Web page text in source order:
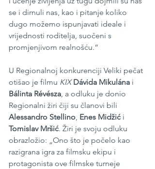
se i dirnuli nas, kao i pitanje koliko
dugo možemo ispunjavati ideale i
vrijednosti roditelja, suočeni s
promjenjivom realnošću.“
U Regionalnoj konkurenciji Veliki pečat
otišao je filmu KIX Dávida Mikulána i
Bálinta Révésza, a odluku je donio
Regionalni žiri čiji su članovi bili
Alessandro Stellino, Enes Midžić i
Tomislav Mršić. Žiri je svoju odluku
obrazložio: „Ono što je počelo kao
razigrana igra za filmsku ekipu i
protagonista ove filmske turneje